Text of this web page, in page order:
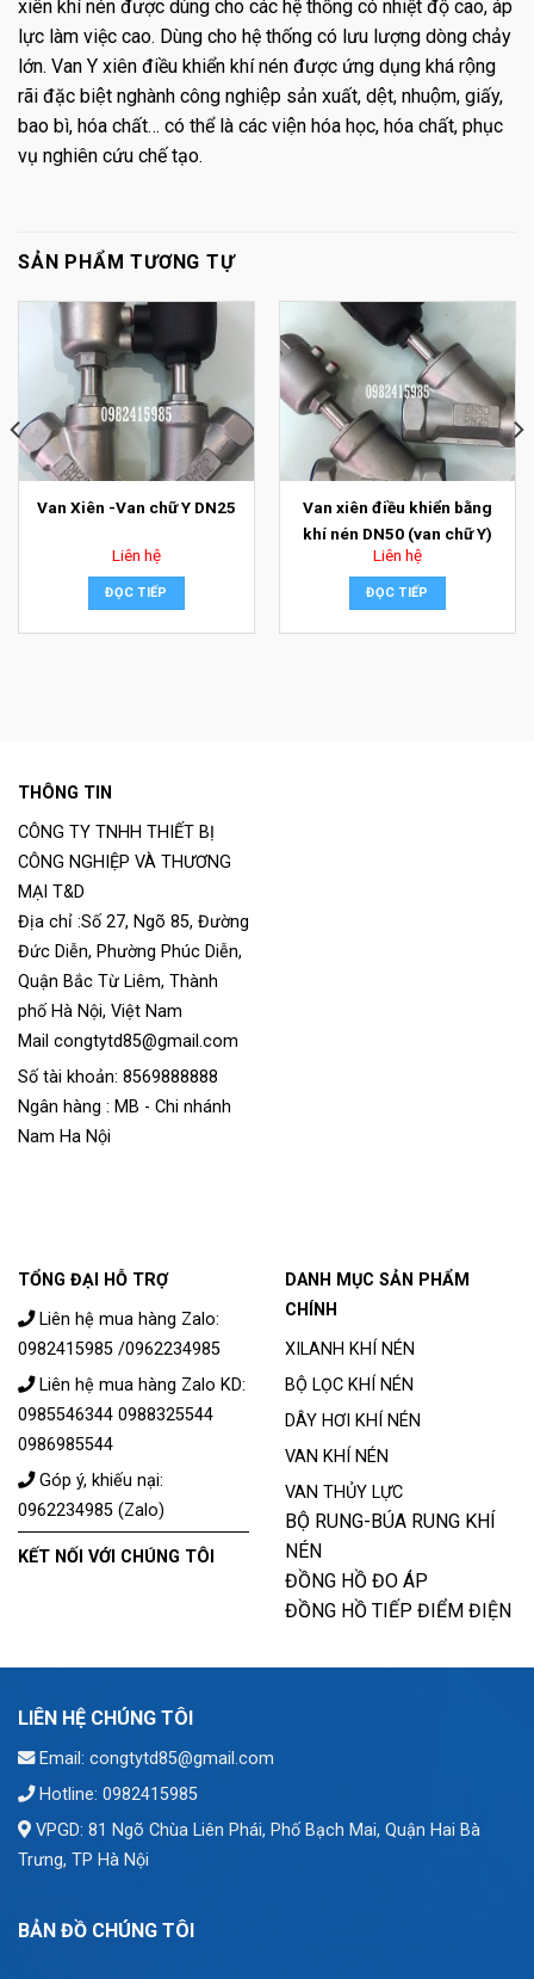
xiên khí nén được dùng cho các hệ thống có nhiệt độ cao, áp
lực làm việc cao. Dùng cho hệ thống có lưu lượng dòng chảy
lớn. Van Y xiên điều khiển khí nén được ứng dụng khá rộng
rãi đặc biệt nghành công nghiệp sản xuất, dệt, nhuộm, giấy,
bao bì, hóa chất… có thể là các viện hóa học, hóa chất, phục
vụ nghiên cứu chế tạo.
SẢN PHẨM TƯƠNG TỰ
Van Xiên -Van chữ Y DN25
Liên hệ
ĐỌC TIẾP
Van xiên điều khiển bằng
khí nén DN50 (van chữ Y)
Liên hệ
ĐỌC TIẾP
THÔNG TIN
CÔNG TY TNHH THIẾT BỊ
CÔNG NGHIỆP VÀ THƯƠNG
MẠI T&D
Địa chỉ :Số 27, Ngõ 85, Đường
Đức Diễn, Phường Phúc Diễn,
Quận Bắc Từ Liêm, Thành
phố Hà Nội, Việt Nam
Mail congtytd85@gmail.com
Số tài khoản: 8569888888
Ngân hàng : MB - Chi nhánh
Nam Ha Nội
TỔNG ĐẠI HỖ TRỢ
Liên hệ mua hàng Zalo:
0982415985 /0962234985
Liên hệ mua hàng Zalo KD:
0985546344 0988325544
0986985544
Góp ý, khiếu nại:
0962234985 (Zalo)
KẾT NỐI VỚI CHÚNG TÔI
DANH MỤC SẢN PHẨM
CHÍNH
XILANH KHÍ NÉN
BỘ LỌC KHÍ NÉN
DÂY HƠI KHÍ NÉN
VAN KHÍ NÉN
VAN THỦY LỰC
BỘ RUNG-BÚA RUNG KHÍ
NÉN
ĐỒNG HỒ ĐO ÁP
ĐỒNG HỒ TIẾP ĐIỂM ĐIỆN
LIÊN HỆ CHÚNG TÔI
Email: congtytd85@gmail.com
Hotline: 0982415985
VPGD: 81 Ngõ Chùa Liên Phái, Phố Bạch Mai, Quận Hai Bà
Trưng, TP Hà Nội
BẢN ĐỒ CHÚNG TÔI